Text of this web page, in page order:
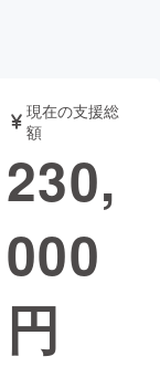
音楽
ゲーム・サ
現在の支援総
額
230,
000
円